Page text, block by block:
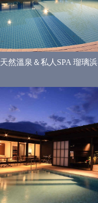
天然溫泉＆私人SPA 瑠璃浜